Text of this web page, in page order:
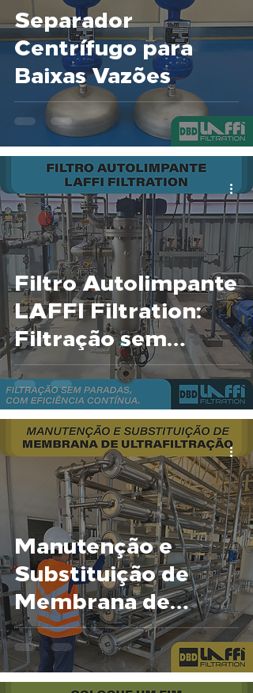
Separador
Centrífugo para
Baixas Vazões
Filtro Autolimpante
LAFFI Filtration:
Filtração sem
Paradas, Com
Eficiência Contínua
Manutenção e
Substituição de
Membrana de
Ultrafiltração